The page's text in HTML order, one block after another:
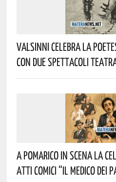
Valsinni Celebra La
Con Due Spettacoli
A Pomarico In Scena La
Atti Comici “Il Medico Dei